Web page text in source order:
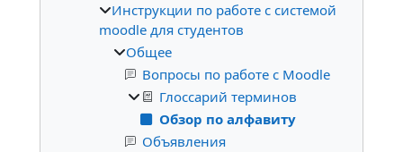
Инструкции по работе с системой
moodle для студентов
Общее
Вопросы по работе с Moodle
Глоссарий терминов
Обзор по алфавиту
Объявления